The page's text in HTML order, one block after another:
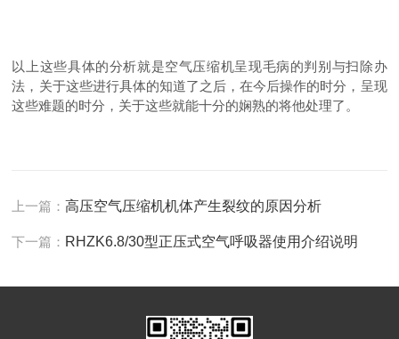
以上这些具体的分析就是空气压缩机呈现毛病的判别与扫除办
法，关于这些进行具体的知道了之后，在今后操作的时分，呈现
这些难题的时分，关于这些就能十分的娴熟的将他处理了。
上一篇：高压空气压缩机机体产生裂纹的原因分析
下一篇： RHZK6.8/30型正压式空气呼吸器使用介绍说明